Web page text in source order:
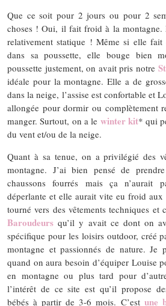
Que ce soit pour 2 jours ou pour 2
choses ! Oui, il fait froid à la montagne.
relativement statique ! Même si elle
dans sa poussette, elle bouge bien
poussette justement, on avait pris notre
idéale pour la montagne. Elle a de
dans la neige, l’assise est confortable et
allongée pour dormir ou complètement
manger. Surtout, on a le winter kit* qui
du vent et/ou de la neige.
Quant à sa tenue, on a privilégié des
montagne. J’ai bien pensé de
chaussons fourrés mais ça n’aurait
déperlante et elle aurait vite eu froid
tourné vers des vêtements techniques et
Baroudeurs qu’il y avait ce dont on
spécifique pour les loisirs outdoor, créé
montagne et passionnés de nature. Je
quand on aura besoin d’équiper Louise
en montagne ou plus tard pour
l’intérêt de ce site est qu’il propose
bébés à partir de 3-6 mois. C’est une